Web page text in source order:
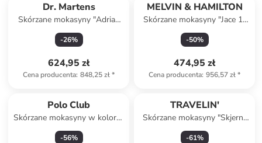
Dr. Martens
Skórzane mokasyny "Adrian
Ben" w kolorze czarnym
-26%
624,95 zł
Cena producenta: 848,25 zł*
MELVIN & HAMILTON
Skórzane mokasyny "Jace 1"
w kolorze jasnobrązowym
-50%
474,95 zł
Cena producenta: 956,57 zł*
Polo Club
Skórzane mokasyny w kolorze
bordowym
-56%
TRAVELIN'
Skórzane mokasyny "Skjern"
w kolorze granatowym
-61%